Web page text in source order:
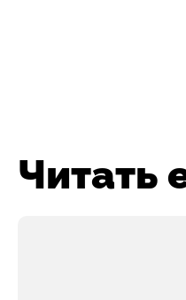
Читать